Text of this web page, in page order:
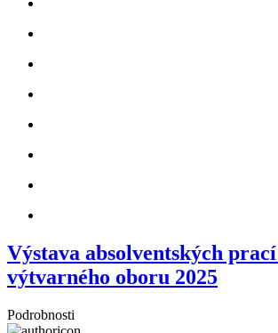
Výstava absolventských
výtvarného oboru 2025
Podrobnosti